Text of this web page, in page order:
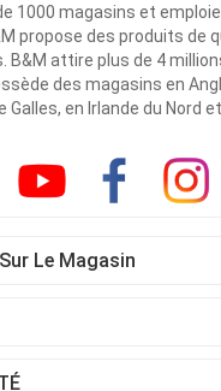
1000 magasins et
propose des produits de
B&M attire plus de 4
des magasins en
Galles, en Irlande du Nord
Le Magasin